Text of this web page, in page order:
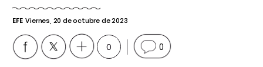
EFE Viernes, 20 de octubre de 2023
0 0